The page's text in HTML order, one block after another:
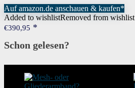
Auf amazon.de anschauen & kaufen*
Added to wishlistRemoved from wishlist
€390,95
Schon gelesen?